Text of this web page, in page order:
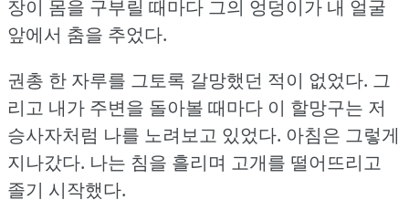
장이 몸을 구부릴 때마다 그의 엉덩이가 내 얼굴
앞에서 춤을 추었다.
권총 한 자루를 그토록 갈망했던 적이 없었다. 그
리고 내가 주변을 돌아볼 때마다 이 할망구는 저
승사자처럼 나를 노려보고 있었다. 아침은 그렇게
지나갔다. 나는 침을 흘리며 고개를 떨어뜨리고
졸기 시작했다.